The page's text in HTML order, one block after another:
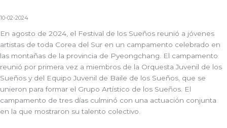
10-02-2024
En agosto de 2024, el Festival de los Sueños reunió a jóvenes
artistas de toda Corea del Sur en un campamento celebrado en
las montañas de la provincia de Pyeongchang. El campamento
reunió por primera vez a miembros de la Orquesta Juvenil de los
Sueños y del Equipo Juvenil de Baile de los Sueños, que se
unieron para formar el Grupo Artístico de los Sueños. El
campamento de tres días culminó con una actuación conjunta
en la que mostraron su talento colectivo.